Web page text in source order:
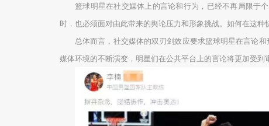
篮球明星在社交媒体上的言论和行为，已经不再局限于
时，也必须面对由此带来的舆论压力和形象挑战。如何在这
总体而言，社交媒体的双刃剑效应要求篮球明星在言论
媒体环境的不断演变，明星们在公共平台上的言论将更加受到